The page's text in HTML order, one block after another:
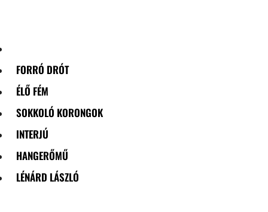
FORRÓ DRÓT
ÉLŐ FÉM
SOKKOLÓ KORONGOK
INTERJÚ
HANGERŐMŰ
LÉNÁRD LÁSZLÓ